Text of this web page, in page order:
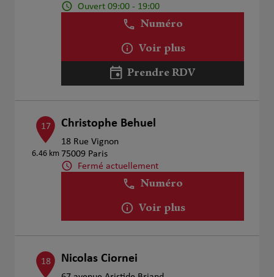
Ouvert 09:00 - 19:00
Numéro
Voir plus
Prendre RDV
17
6.46 km
Christophe Behuel
18 Rue Vignon
75009 Paris
Fermé actuellement
Numéro
Voir plus
18 Nicolas Ciornei